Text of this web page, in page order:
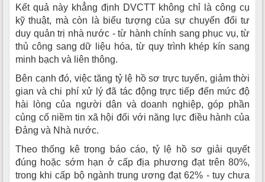
Kết quả này khẳng định DVCTT không chỉ là công cụ
kỹ thuật, mà còn là biểu tượng của sự chuyển đổi tư
duy quản trị nhà nước - từ hành chính sang phục vụ, từ
thủ công sang dữ liệu hóa, từ quy trình khép kín sang
minh bạch và liên thông.
Bên cạnh đó, việc tăng tỷ lệ hồ sơ trực tuyến, giảm thời
gian và chi phí xử lý đã tác động trực tiếp đến mức độ
hài lòng của người dân và doanh nghiệp, góp phần
củng cố niềm tin xã hội đối với năng lực điều hành của
Đảng và Nhà nước.
Theo thống kê trong báo cáo, tỷ lệ hồ sơ giải quyết
đúng hoặc sớm hạn ở cấp địa phương đạt trên 80%,
trong khi cấp bộ ngành trung ương đạt 62% - tuy chưa